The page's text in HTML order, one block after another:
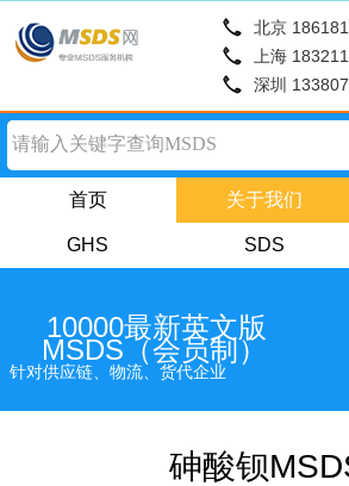
北京
上海
深圳
首页 关于我们
GHS SDS
10000最新英文版
MSDS（会员制）
针对供应链、物流、货代企业
砷酸钡